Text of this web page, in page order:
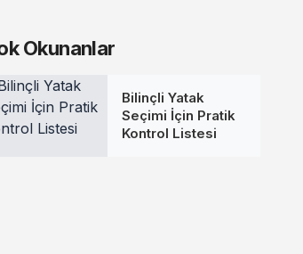
Okunanlar
Bilinçli Yatak
Seçimi İçin Pratik
Kontrol Listesi